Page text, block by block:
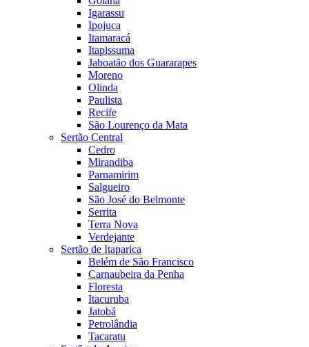
Igarassu
Ipojuca
Itamaracá
Itapissuma
Jaboatão dos Guararapes
Moreno
Olinda
Paulista
Recife
São Lourenço da Mata
Sertão Central
Cedro
Mirandiba
Parnamirim
Salgueiro
São José do Belmonte
Serrita
Terra Nova
Verdejante
Sertão de Itaparica
Belém de São Francisco
Carnaubeira da Penha
Floresta
Itacuruba
Jatobá
Petrolândia
Tacaratu